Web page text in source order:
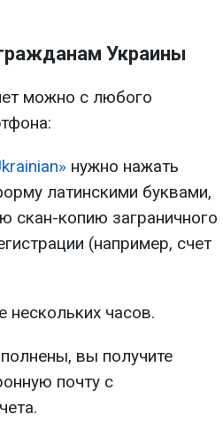
Украины
можно с любого
нужно нажать
латинскими буквами,
скан-копию заграничного
(например, счет
нескольких часов.
вы получите
почту с